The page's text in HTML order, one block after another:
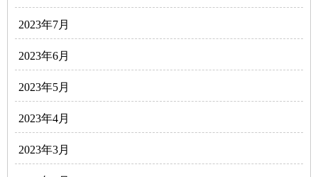
2023年7月
2023年6月
2023年5月
2023年4月
2023年3月